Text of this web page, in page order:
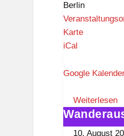
Berlin
KarteF
u
S
t
e
iCal
Google
Weiterlesen
„600
10. August